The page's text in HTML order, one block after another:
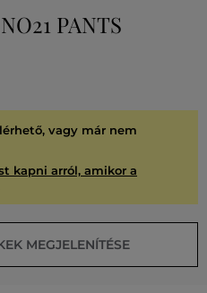
PANTS
vagy már nem
kapni arról, amikor a
MEGJELENÍTÉSE